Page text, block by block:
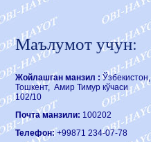
Маълумот учун:
Жойлашган манзил : Ўзбекистон,
Тошкент, Амир Тимур кўчаси
102/10
Почта манзили: 100202
Телефон: +99871 234-07-78